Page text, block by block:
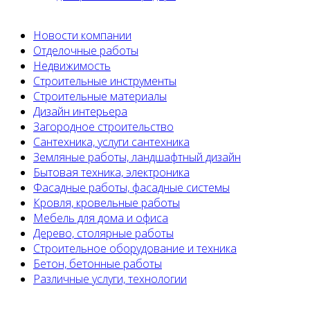
Новости компании
Отделочные работы
Недвижимость
Строительные инструменты
Строительные материалы
Дизайн интерьера
Загородное строительство
Сантехника, услуги сантехника
Земляные работы, ландшафтный дизайн
Бытовая техника, электроника
Фасадные работы, фасадные системы
Кровля, кровельные работы
Мебель для дома и офиса
Дерево, столярные работы
Строительное оборудование и техника
Бетон, бетонные работы
Различные услуги, технологии